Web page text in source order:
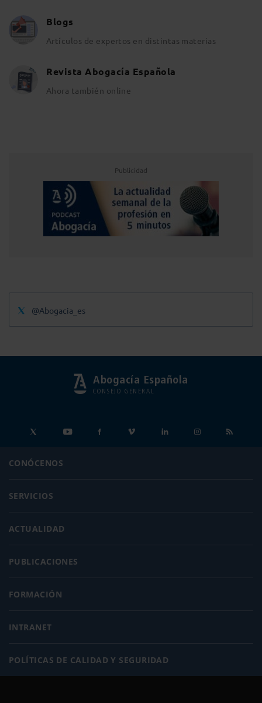
Blogs
Artículos de expertos en distintas materias
Revista Abogacía Española
Ahora también online
Publicidad
@Abogacia_es
Abogacía Española
CONSEJO GENERAL
CONÓCENOS
SERVICIOS
ACTUALIDAD
PUBLICACIONES
FORMACIÓN
INTRANET
POLÍTICAS DE CALIDAD Y SEGURIDAD